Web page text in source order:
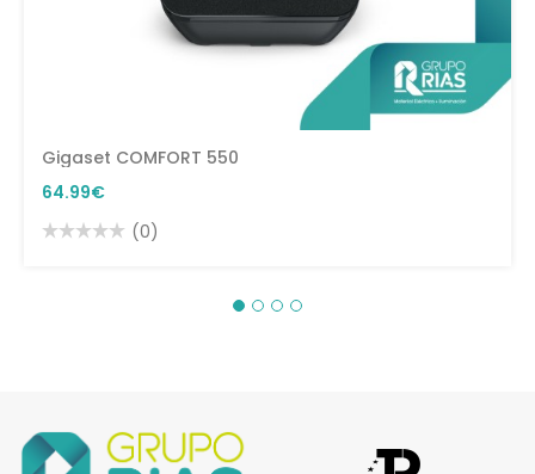
Gigaset COMFORT 550
64.99€
(0)